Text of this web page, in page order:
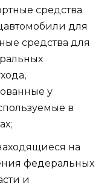
средства
для
средства для
у
в
на
федеральных
и